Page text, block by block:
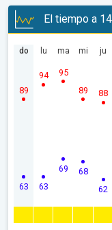
El tiempo a
do
63
89
lu
63
94
ma
69
95
mi
68
89
ju
62
88